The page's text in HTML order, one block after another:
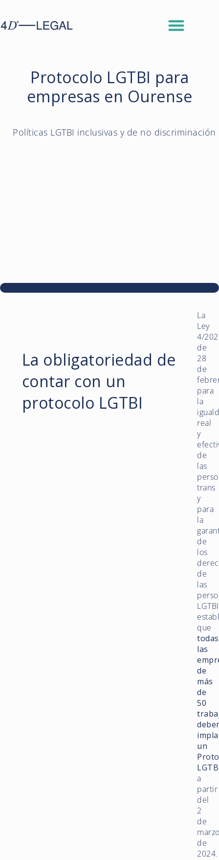
Protocolo LGTBI para
empresas en Ourense
Políticas LGTBI inclusivas y de no discriminación
La obligatoriedad de
contar con un
protocolo LGTBI
La
Ley
4/
de
28
de
para
la
real
y
de
las
trans
y
para
la
de
los
de
las
LGTBI
que
todas
las
de
más
de
50
un
a
partir
del
2
de
de